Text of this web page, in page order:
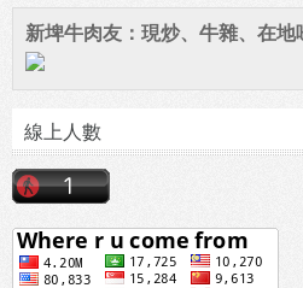
新埤牛肉友：現炒、牛雜、在
線上人數